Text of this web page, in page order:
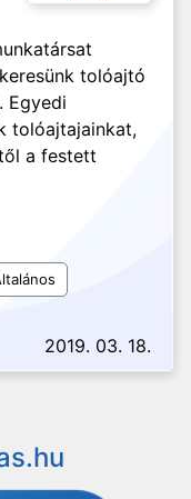
tolóajtó
Egyedi
tolóajtajainkat,
a festett
2019. 03. 18.